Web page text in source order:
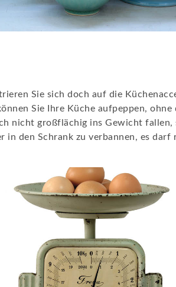
Sie sich doch auf die
Sie Ihre Küche aufpeppen, ohne
nicht großflächig ins Gewicht fallen,
in den Schrank zu verbannen, es darf